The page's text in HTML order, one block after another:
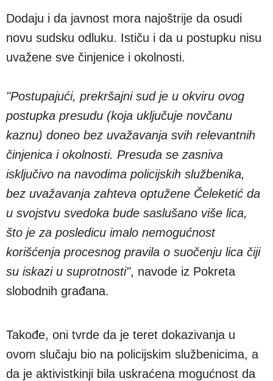
Dodaju i da javnost mora najoštrije da osudi
novu sudsku odluku. Ističu i da u postupku nisu
uvažene sve činjenice i okolnosti.
"Postupajući, prekršajni sud je u okviru ovog
postupka presudu (koja uključuje novčanu
kaznu) doneo bez uvažavanja svih relevantnih
činjenica i okolnosti. Presuda se zasniva
isključivo na navodima policijskih službenika,
bez uvažavanja zahteva optužene Čeleketić da
u svojstvu svedoka bude saslušano više lica,
što je za posledicu imalo nemogućnost
korišćenja procesnog pravila o suočenju lica čiji
su iskazi u suprotnosti", navode iz Pokreta
slobodnih građana.
Takođe, oni tvrde da je teret dokazivanja u
ovom slučaju bio na policijskim službenicima, a
da je aktivistkinji bila uskraćena mogućnost da